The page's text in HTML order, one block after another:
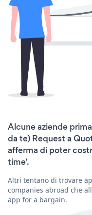
Alcune aziende
da te) Request a
afferma di poter
time'.
Altri tentano di trovare
companies abroad che
app for a bargain.